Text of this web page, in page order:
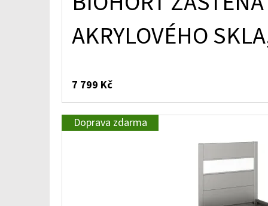
AKRYLOVÉHO
7 799 Kč
Doprava zdarma